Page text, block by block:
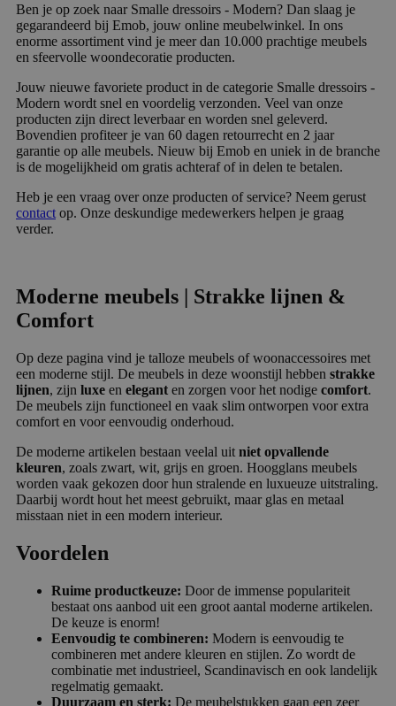
Ben je op zoek naar Smalle dressoirs - Modern? Dan slaag je
gegarandeerd bij Emob, jouw online meubelwinkel. In ons
enorme assortiment vind je meer dan 10.000 prachtige meubels
en sfeervolle woondecoratie producten.
Jouw nieuwe favoriete product in de categorie Smalle dressoirs -
Modern wordt snel en voordelig verzonden. Veel van onze
producten zijn direct leverbaar en worden snel geleverd.
Bovendien profiteer je van 60 dagen retourrecht en 2 jaar
garantie op alle meubels. Nieuw bij Emob en uniek in de branche
is de mogelijkheid om gratis achteraf of in delen te betalen.
Heb je een vraag over onze producten of service? Neem gerust
contact op. Onze deskundige medewerkers helpen je graag
verder.
Moderne meubels | Strakke lijnen &
Comfort
Op deze pagina vind je talloze meubels of woonaccessoires met
een moderne stijl. De meubels in deze woonstijl hebben strakke
lijnen, zijn luxe en elegant en zorgen voor het nodige comfort.
De meubels zijn functioneel en vaak slim ontworpen voor extra
comfort en voor eenvoudig onderhoud.
De moderne artikelen bestaan veelal uit niet opvallende
kleuren, zoals zwart, wit, grijs en groen. Hoogglans meubels
worden vaak gekozen door hun stralende en luxueuze uitstraling.
Daarbij wordt hout het meest gebruikt, maar glas en metaal
misstaan niet in een modern interieur.
Voordelen
Ruime productkeuze: Door de immense populariteit
bestaat ons aanbod uit een groot aantal moderne artikelen.
De keuze is enorm!
Eenvoudig te combineren: Modern is eenvoudig te
combineren met andere kleuren en stijlen. Zo wordt de
combinatie met industrieel, Scandinavisch en ook landelijk
regelmatig gemaakt.
Duurzaam en sterk: De meubelstukken gaan een zeer